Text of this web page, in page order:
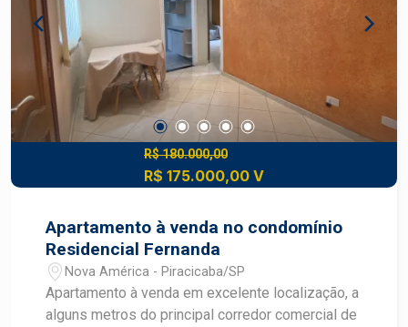
R$ 180.000,00
R$ 175.000,00 V
Apartamento à venda no condomínio
Residencial Fernanda
Nova América - Piracicaba/SP
Apartamento à venda em excelente localização, a
alguns metros do principal corredor comercial de